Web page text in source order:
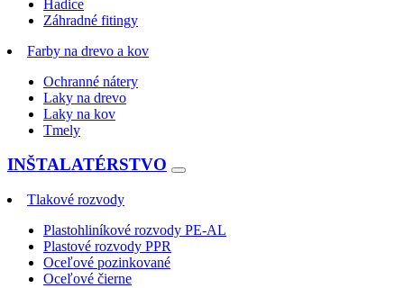
Hadice
Záhradné fitingy
Farby na drevo a kov
Ochranné nátery
Laky na drevo
Laky na kov
Tmely
INŠTALATÉRSTVO
Tlakové rozvody
Plastohliníkové rozvody PE-AL
Plastové rozvody PPR
Oceľové pozinkované
Oceľové čierne